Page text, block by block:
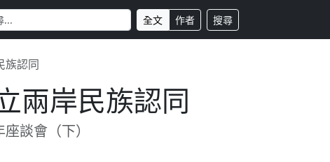
全文 作者 搜尋
族認同
兩岸民族認同
談會（下）